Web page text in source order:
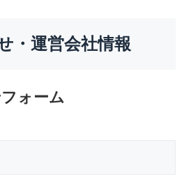
・運営会社情報
ォーム